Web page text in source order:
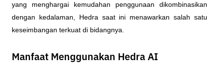
yang menghargai kemudahan penggunaan dikombinasikan
dengan kedalaman, Hedra saat ini menawarkan salah satu
keseimbangan terkuat di bidangnya.
Manfaat Menggunakan Hedra AI